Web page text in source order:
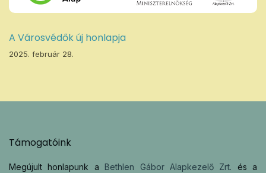
A Városvédők új honlapja
2025. február 28.
Támogatóink
Megújult honlapunk aBethlen Gábor Alapkezelő Zrt. és a